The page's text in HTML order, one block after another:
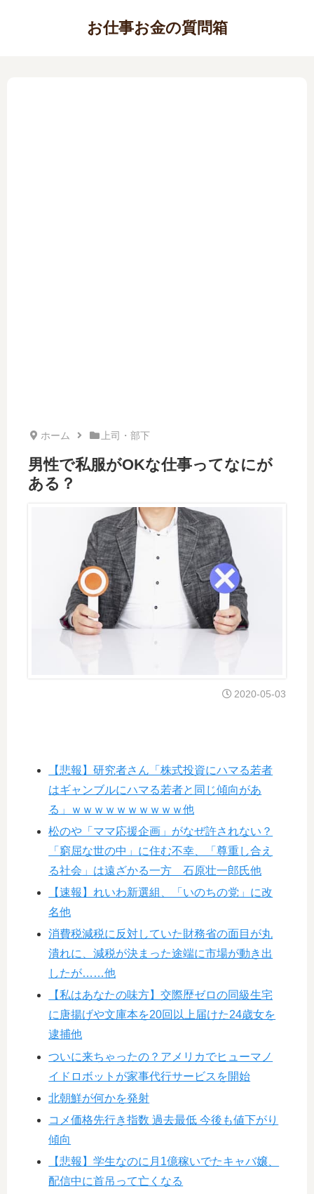
お仕事お金の質問箱
ホーム 上司・部下
男性で私服がOKな仕事ってなにが
ある？
2020-05-03
【悲報】研究者さん「株式投資にハマる若者
はギャンブルにハマる若者と同じ傾向があ
る」ｗｗｗｗｗｗｗｗｗｗ他
松のや「ママ応援企画」がなぜ許されない？
「窮屈な世の中」に住む不幸、「尊重し合え
る社会」は遠ざかる一方 石原壮一郎氏他
【速報】れいわ新選組、「いのちの党」に改
名他
消費税減税に反対していた財務省の面目が丸
潰れに、減税が決まった途端に市場が動き出
したが……他
【私はあなたの味方】交際歴ゼロの同級生宅
に唐揚げや文庫本を20回以上届けた24歳女を
逮捕他
ついに来ちゃったの？アメリカでヒューマノ
イドロボットが家事代行サービスを開始
北朝鮮が何かを発射
コメ価格先行き指数 過去最低 今後も値下がり
傾向
【悲報】学生なのに月1億稼いでたキャバ嬢、
配信中に首吊って亡くなる